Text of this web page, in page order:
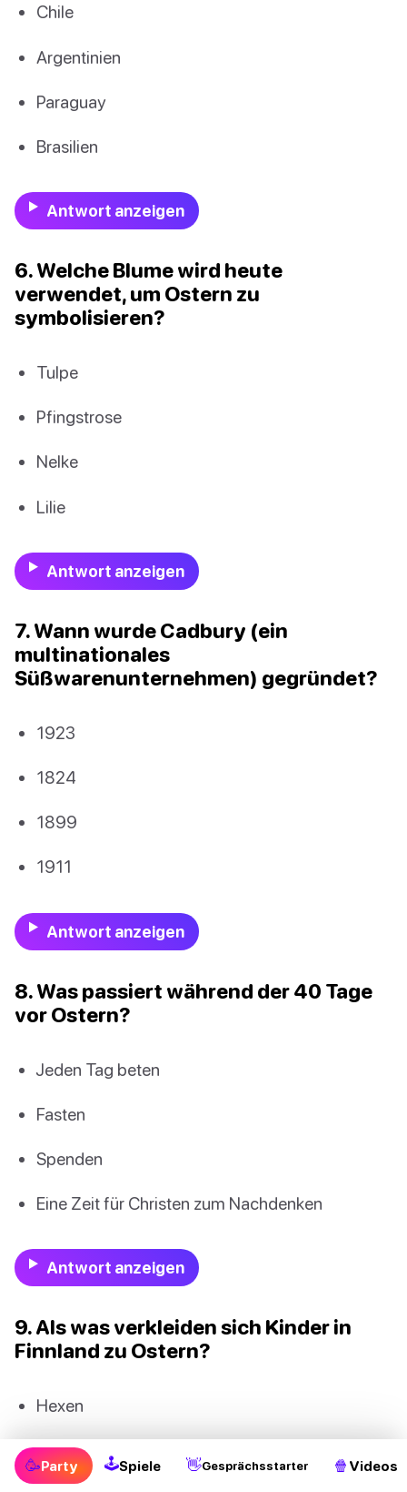
Chile
Argentinien
Paraguay
Brasilien
Antwort anzeigen
6. Welche Blume wird heute
verwendet, um Ostern zu
symbolisieren?
Tulpe
Pfingstrose
Nelke
Lilie
Antwort anzeigen
7. Wann wurde Cadbury (ein
multinationales
Süßwarenunternehmen) gegründet?
1923
1824
1899
1911
Antwort anzeigen
8. Was passiert während der 40 Tage
vor Ostern?
Jeden Tag beten
Fasten
Spenden
Eine Zeit für Christen zum Nachdenken
Antwort anzeigen
9. Als was verkleiden sich Kinder in
Finnland zu Ostern?
Hexen
Hasen
🥳Party 🕹Spiele 👋Gesprächsstarter 🍿 Videos